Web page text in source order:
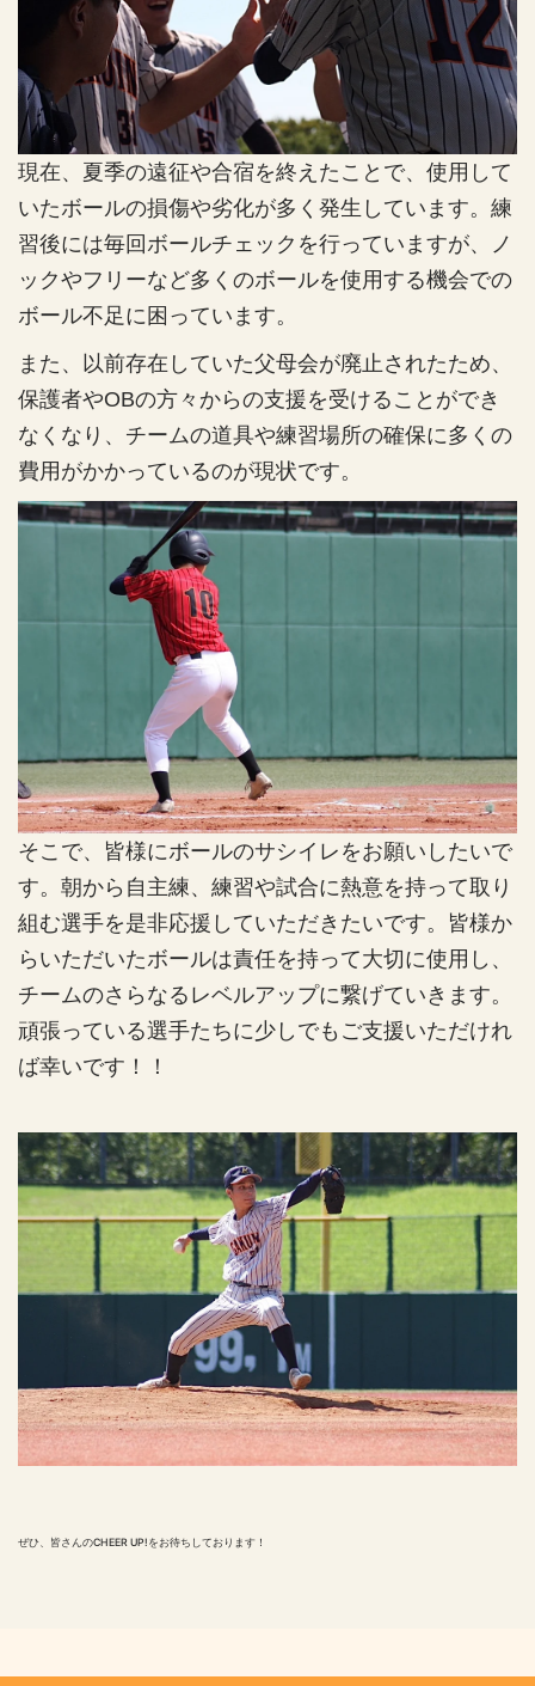
現在、夏季の遠征や合宿を終えたことで、使用して
いたボールの損傷や劣化が多く発生しています。練
習後には毎回ボールチェックを行っていますが、ノ
ックやフリーなど多くのボールを使用する機会での
ボール不足に困っています。
また、以前存在していた父母会が廃止されたため、
保護者やOBの方々からの支援を受けることができ
なくなり、チームの道具や練習場所の確保に多くの
費用がかかっているのが現状です。
そこで、皆様にボールのサシイレをお願いしたいで
す。朝から自主練、練習や試合に熱意を持って取り
組む選手を是非応援していただきたいです。皆様か
らいただいたボールは責任を持って大切に使用し、
チームのさらなるレベルアップに繋げていきます。
頑張っている選手たちに少しでもご支援いただけれ
ば幸いです！！
ぜひ、皆さんのCHEER UP!をお待ちしております！